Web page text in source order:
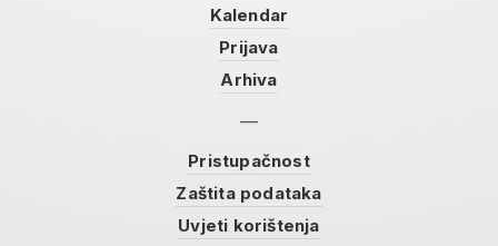
Kalendar
Prijava
Arhiva
Pristupačnost
Zaštita podataka
Uvjeti korištenja